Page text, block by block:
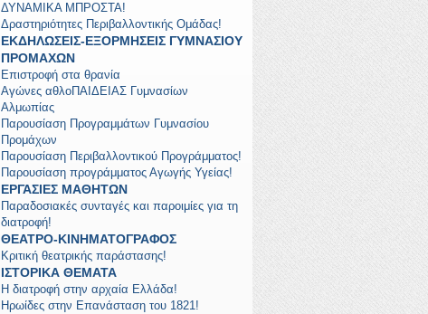
ΔΥΝΑΜΙΚΑ ΜΠΡΟΣΤΑ!
Δραστηριότητες Περιβαλλοντικής Ομάδας!
ΕΚΔΗΛΩΣΕΙΣ-ΕΞΟΡΜΗΣΕΙΣ ΓΥΜΝΑΣΙΟΥ
ΠΡΟΜΑΧΩΝ
Επιστροφή στα θρανία
Αγώνες αθλοΠΑΙΔΕΙΑΣ Γυμνασίων
Αλμωπίας
Παρουσίαση Προγραμμάτων Γυμνασίου
Προμάχων
Παρουσίαση Περιβαλλοντικού Προγράμματος!
Παρουσίαση προγράμματος Αγωγής Υγείας!
ΕΡΓΑΣΙΕΣ ΜΑΘΗΤΩΝ
Παραδοσιακές συνταγές και παροιμίες για τη
διατροφή!
ΘΕΑΤΡΟ-ΚΙΝΗΜΑΤΟΓΡΑΦΟΣ
Κριτική θεατρικής παράστασης!
ΙΣΤΟΡΙΚΑ ΘΕΜΑΤΑ
Η διατροφή στην αρχαία Ελλάδα!
Ηρωίδες στην Επανάσταση του 1821!